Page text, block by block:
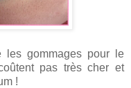
gommages pour le
pas très cher et
!